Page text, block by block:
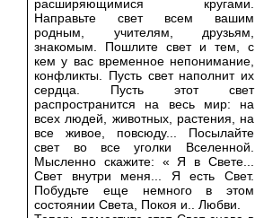
расширяющимися кругами.
Направьте свет всем вашим
родным, учителям, друзьям,
знакомым. Пошлите свет и тем, с
кем у вас временное непонимание,
конфликты. Пусть свет наполнит их
сердца. Пусть этот свет
распространится на весь мир: на
всех людей, животных, растения, на
все живое, повсюду... Посылайте
свет во все уголки Вселенной.
Мысленно скажите: « Я в Свете...
Свет внутри меня... Я есть Свет.
Побудьте еще немного в этом
состоянии Света, Покоя и.. Любви.